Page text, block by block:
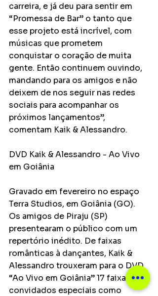
carreira, e já deu para sentir em
“Promessa de Bar” o tanto que
esse projeto está incrível, com
músicas que prometem
conquistar o coração de muita
gente. Então continuem ouvindo,
mandando para os amigos e não
deixem de nos seguir nas redes
sociais para acompanhar os
próximos lançamentos”,
comentam Kaik & Alessandro.
DVD Kaik & Alessandro - Ao Vivo
em Goiânia
Gravado em fevereiro no espaço
Terra Studios, em Goiânia (GO).
Os amigos de Piraju (SP)
presentearam o público com um
repertório inédito. De faixas
românticas à dançantes, Kaik &
Alessandro trouxeram para o DVD
“Ao Vivo em Goiânia” 17 faixas e
convidados especiais como